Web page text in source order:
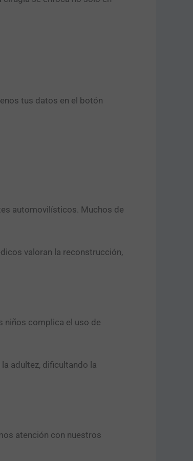
tus datos en el botón
automovilísticos. Muchos de
valoran la reconstrucción,
niños complica el uso de
adultez, dificultando la
atención con nuestros